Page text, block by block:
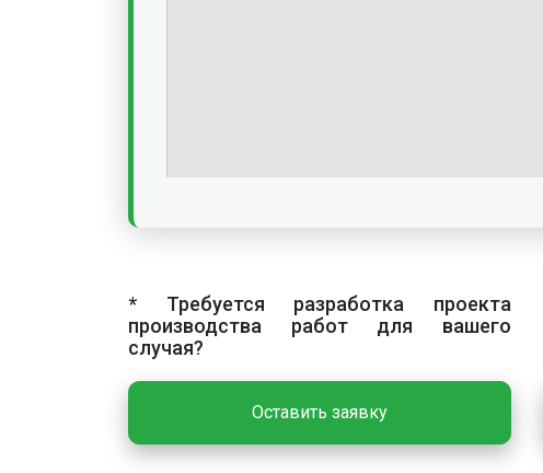
* Требуется разработка проекта
производства работ для вашего
случая?
Оставить заявку